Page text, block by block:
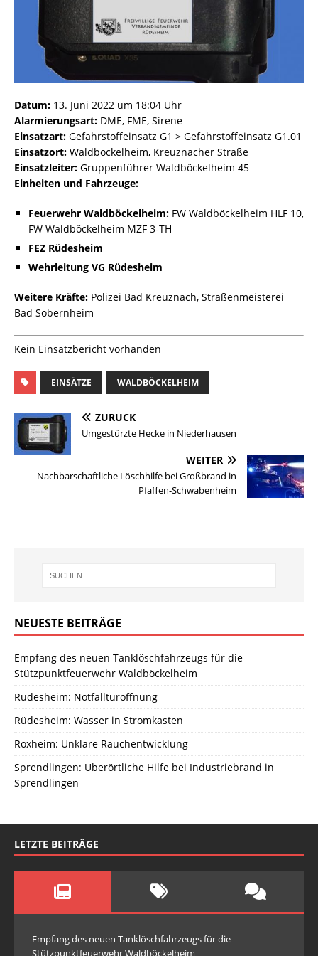
Datum: 13. Juni 2022 um 18:04 Uhr
Alarmierungsart: DME, FME, Sirene
Einsatzart: Gefahrstoffeinsatz G1 > Gefahrstoffeinsatz G1.01
Einsatzort: Waldböckelheim, Kreuznacher Straße
Einsatzleiter: Gruppenführer Waldböckelheim 45
Einheiten und Fahrzeuge:
Feuerwehr Waldböckelheim: FW Waldböckelheim HLF 10,
FW Waldböckelheim MZF 3-TH
FEZ Rüdesheim
Wehrleitung VG Rüdesheim
Weitere Kräfte: Polizei Bad Kreuznach, Straßenmeisterei
Bad Sobernheim
Kein Einsatzbericht vorhanden
EINSÄTZE WALDBÖCKELHEIM
ZURÜCK
Umgestürzte Hecke in Niederhausen
WEITER
Nachbarschaftliche Löschhilfe bei Großbrand in
Pfaffen-Schwabenheim
NEUESTE BEITRÄGE
Empfang des neuen Tanklöschfahrzeugs für die
Stützpunktfeuerwehr Waldböckelheim
Rüdesheim: Notfalltüröffnung
Rüdesheim: Wasser in Stromkasten
Roxheim: Unklare Rauchentwicklung
Sprendlingen: Überörtliche Hilfe bei Industriebrand in
Sprendlingen
LETZTE BEITRÄGE
Empfang des neuen Tanklöschfahrzeugs für die
Stützpunktfeuerwehr Waldböckelheim